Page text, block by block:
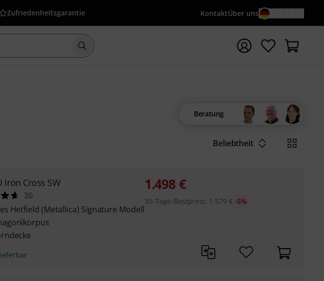
Zufriedenheitsgarantie KontaktÜber uns
Suche mit Suchwort {searchTerm} starten
Beratung
Beliebtheit
Iron Cross SW
30
Hetfield (Metallica) Signature Modell
1.498 €
30-Tage-Bestpreis: 1.579 € -5%